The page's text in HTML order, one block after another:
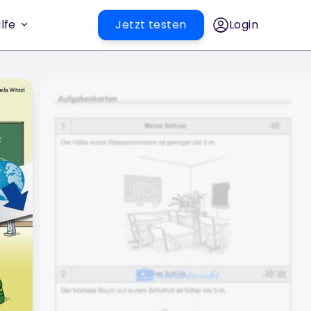
Jetzt testen Login